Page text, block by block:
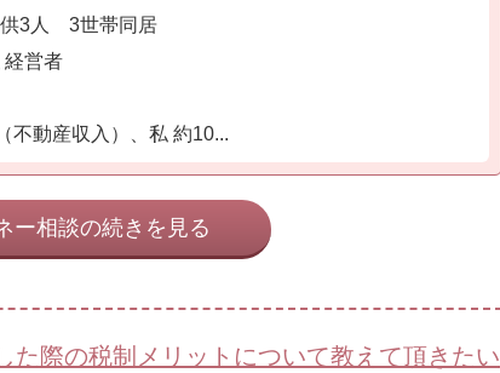
供3人 3世帯同居
営者
不動産収入）、私 約10...
ー相談の続きを見る
た際の税制メリットについて教えて頂きたい